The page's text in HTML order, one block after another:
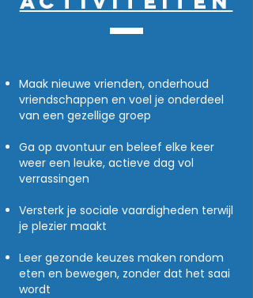
Maak nieuwe vrienden, onderhoud
vriendschappen en voel je onderdeel
van een gezellige groep
Ga op avontuur en beleef elke keer
weer een leuke, actieve dag vol
verrassingen
Versterk je sociale vaardigheden terwijl
je plezier maakt
Leer gezonde keuzes maken rondom
eten en bewegen, zonder dat het saai
wordt